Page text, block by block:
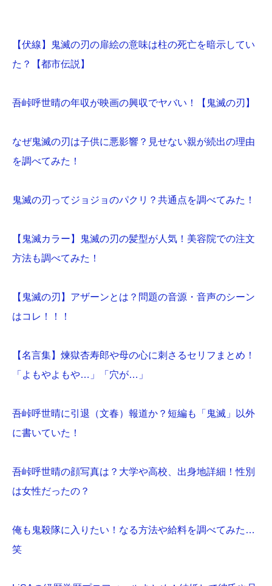
【伏線】鬼滅の刃の扉絵の意味は柱の死亡を暗示してい
た？【都市伝説】
吾峠呼世晴の年収が映画の興収でヤバい！【鬼滅の刃】
なぜ鬼滅の刃は子供に悪影響？見せない親が続出の理由
を調べてみた！
鬼滅の刃ってジョジョのパクリ？共通点を調べてみた！
【鬼滅カラー】鬼滅の刃の髪型が人気！美容院での注文
方法も調べてみた！
【鬼滅の刃】アザーンとは？問題の音源・音声のシーン
はコレ！！！
【名言集】煉獄杏寿郎や母の心に刺さるセリフまとめ！
「よもやよもや…」「穴が…」
吾峠呼世晴に引退（文春）報道か？短編も「鬼滅」以外
に書いていた！
吾峠呼世晴の顔写真は？大学や高校、出身地詳細！性別
は女性だったの？
俺も鬼殺隊に入りたい！なる方法や給料を調べてみた…
笑